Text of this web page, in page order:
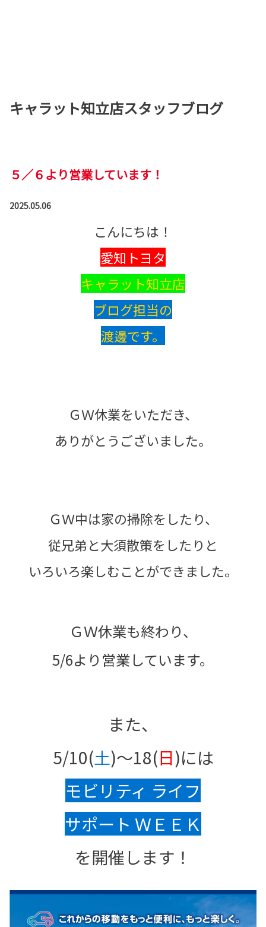
キャラット知立店スタッフブログ
５／６より営業しています！
2025.05.06
こんにちは！
愛知トヨタ
キャラット知立店
ブログ担当の
渡邊です。
ＧＷ休業をいただき、
ありがとうございました。
ＧＷ中は家の掃除をしたり、
従兄弟と大須散策をしたりと
いろいろ楽しむことができました。
ＧＷ休業も終わり、
5/6より営業しています。
また、
5/10(土)～18(日)には
モビリティ ライフ
サポート ＷＥＥＫ
を開催します！